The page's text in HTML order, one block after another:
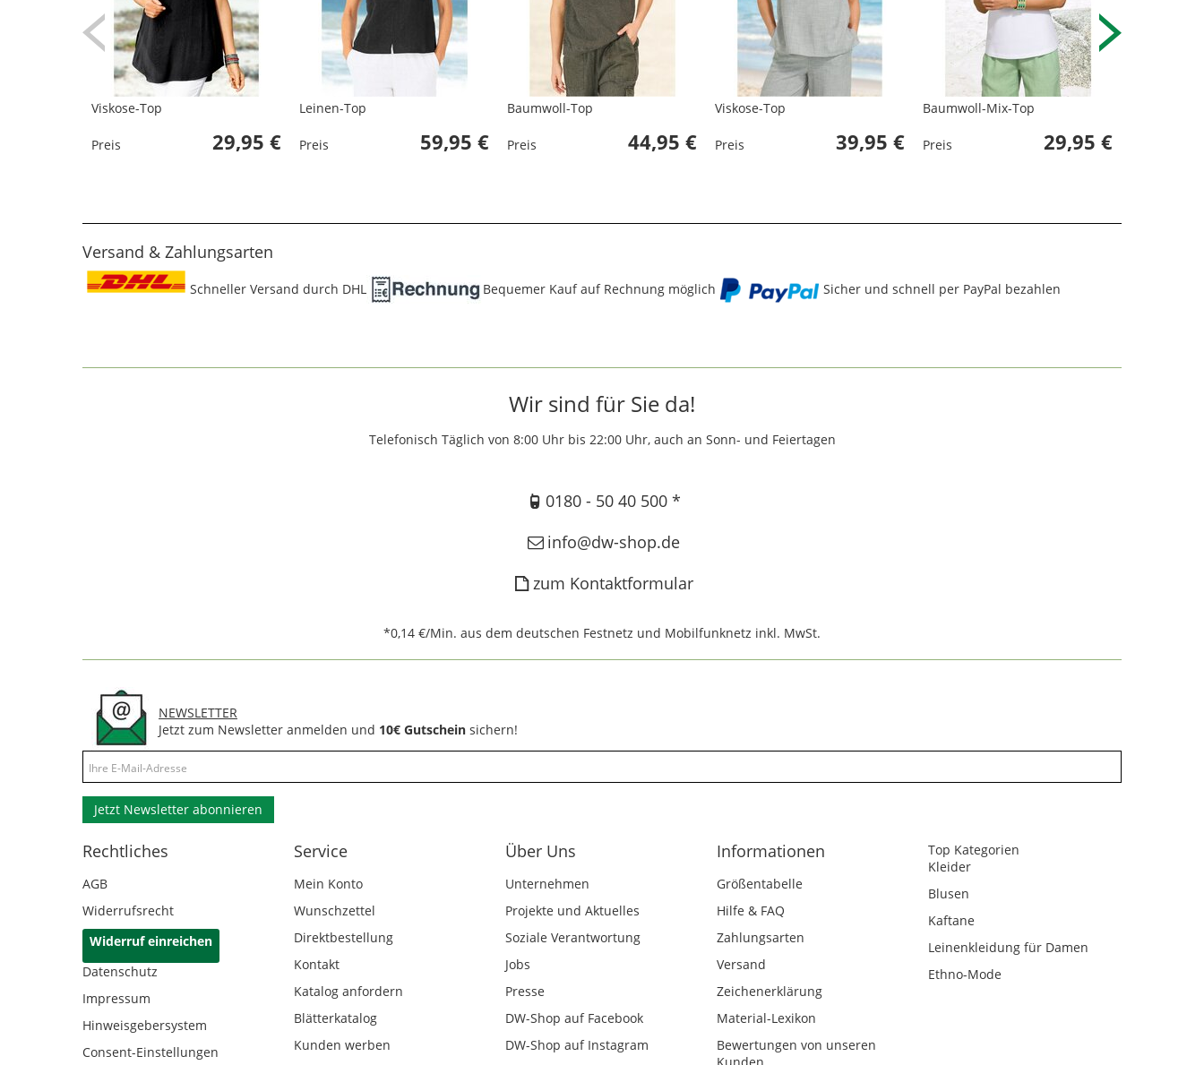
Viskose-Top
Preis 29,95 €
Leinen-Top
Preis 59,95 €
Baumwoll-Top
Preis 44,95 €
Viskose-Top
Preis 39,95 €
Baumwoll-Mix-Top
Preis 29,95 €
Versand & Zahlungsarten
Schneller Versand durch DHL Bequemer Kauf auf Rechnung möglich Sicher und schnell per PayPal bezahlen
Wir sind für Sie da!
Telefonisch Täglich von 8:00 Uhr bis 22:00 Uhr, auch an Sonn- und Feiertagen
0180 - 50 40 500 *
info@dw-shop.de
zum Kontaktformular
*0,14 €/Min. aus dem deutschen Festnetz und Mobilfunknetz inkl. MwSt.
NEWSLETTER
Jetzt zum Newsletter anmelden und 10€ Gutschein sichern!
Jetzt Newsletter abonnieren
Rechtliches
AGB
Widerrufsrecht
Widerruf einreichen
Datenschutz
Impressum
Hinweisgebersystem
Consent-Einstellungen
Service
Mein Konto
Wunschzettel
Direktbestellung
Kontakt
Katalog anfordern
Blätterkatalog
Kunden werben
Über Uns
Unternehmen
Projekte und Aktuelles
Soziale Verantwortung
Jobs
Presse
DW-Shop auf Facebook
DW-Shop auf Instagram
Informationen
Größentabelle
Hilfe & FAQ
Zahlungsarten
Versand
Zeichenerklärung
Material-Lexikon
Bewertungen von unseren
Top Kategorien
Kleider
Blusen
Kaftane
Leinenkleidung für Damen
Ethno-Mode